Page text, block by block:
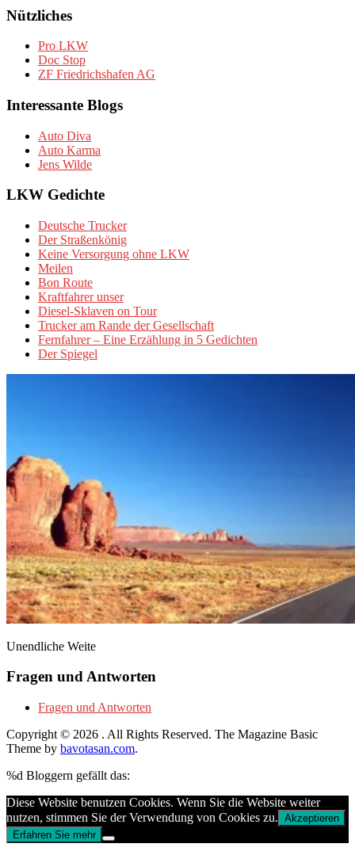
Nützliches
Pro LKW
Doc Stop
ZF Friedrichshafen AG
Interessante Blogs
Auto Diva
Auto Karma
Jens Wilde
LKW Gedichte
Deutsche Trucker
Der Straßenkönig
Keine Versorgung ohne LKW
Meilen
Bon Route
Kraftfahrer unser
Diesel-Sklaven on Tour
Trucker am Rande der Gesellschaft
Fernfahrer – Eine Erzählung in 5 Gedichten
Der Spiegel
Unendliche Weite
Fragen und Antworten
Fragen und Antworten
Copyright © 2026 . All Rights Reserved. The Magazine Basic
Theme by bavotasan.com.
%d Bloggern gefällt das:
Diese Website benutzen Cookies. Wenn Sie die Website weiter
nutzen, stimmen Sie der Verwendung von Cookies zu. Akzeptieren
Erfahren Sie mehr